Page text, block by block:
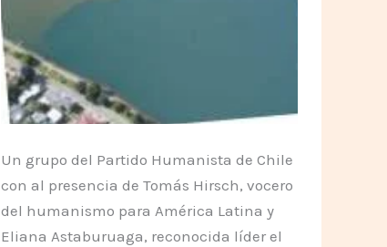
Un grupo del Partido Humanista de Chile
con al presencia de Tomás Hirsch, vocero
del humanismo para América Latina y
Eliana Astaburuaga, reconocida líder el